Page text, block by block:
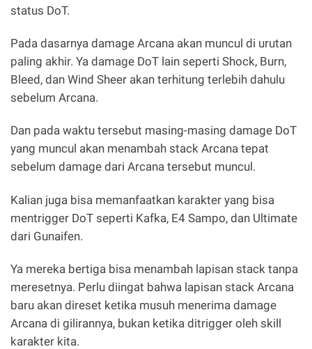
status DoT.
Pada dasarnya damage Arcana akan muncul di urutan
paling akhir. Ya damage DoT lain seperti Shock, Burn,
Bleed, dan Wind Sheer akan terhitung terlebih dahulu
sebelum Arcana.
Dan pada waktu tersebut masing-masing damage DoT
yang muncul akan menambah stack Arcana tepat
sebelum damage dari Arcana tersebut muncul.
Kalian juga bisa memanfaatkan karakter yang bisa
mentrigger DoT seperti Kafka, E4 Sampo, dan Ultimate
dari Gunaifen.
Ya mereka bertiga bisa menambah lapisan stack tanpa
meresetnya. Perlu diingat bahwa lapisan stack Arcana
baru akan direset ketika musuh menerima damage
Arcana di gilirannya, bukan ketika ditrigger oleh skill
karakter kita.